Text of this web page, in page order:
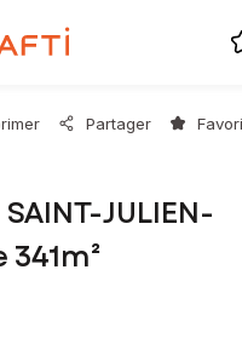
Partager
JULIEN-
341m²